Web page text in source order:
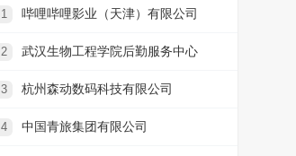
1 哔哩哔哩影业（天津）有限公司
2 武汉生物工程学院后勤服务中心
3 杭州森动数码科技有限公司
4 中国青旅集团有限公司